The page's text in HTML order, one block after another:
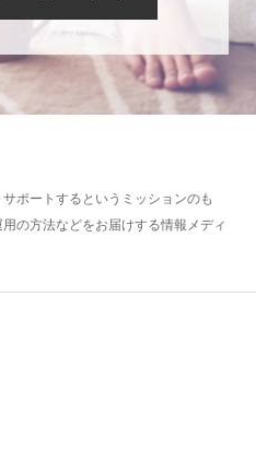
ポートするというミッションのも
の方法などをお届けする情報メディ